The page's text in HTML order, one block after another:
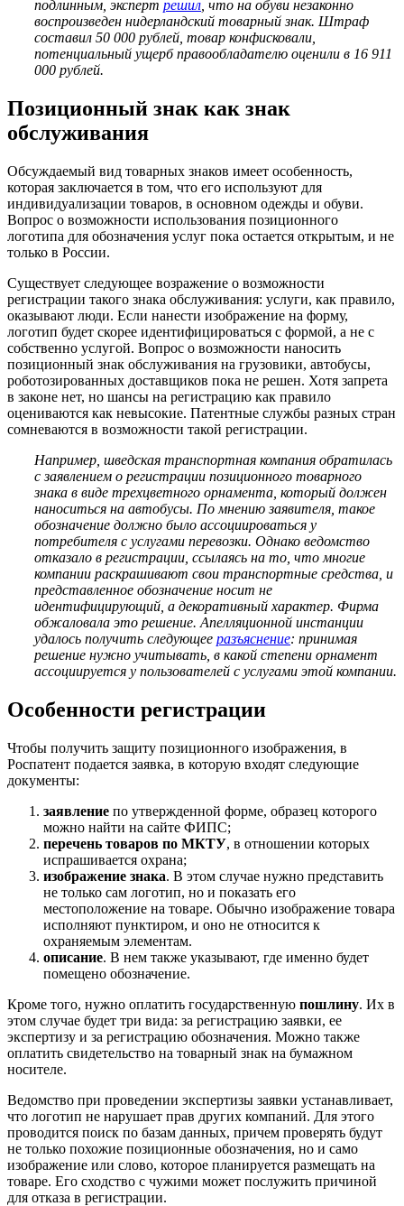
подлинным, эксперт решил , что на обуви незаконно
воспроизведен нидерландский товарный знак. Штраф
составил 50 000 рублей, товар конфисковали,
потенциальный ущерб правообладателю оценили в 16 911
000 рублей.
Позиционный знак как знак
обслуживания
Обсуждаемый вид товарных знаков имеет особенность,
которая заключается в том, что его используют для
индивидуализации товаров, в основном одежды и обуви.
Вопрос о возможности использования позиционного
логотипа для обозначения услуг пока остается открытым, и не
только в России.
Существует следующее возражение о возможности
регистрации такого знака обслуживания: услуги, как правило,
оказывают люди. Если нанести изображение на форму,
логотип будет скорее идентифицироваться с формой, а не с
собственно услугой. Вопрос о возможности наносить
позиционный знак обслуживания на грузовики, автобусы,
роботозированных доставщиков пока не решен. Хотя запрета
в законе нет, но шансы на регистрацию как правило
оцениваются как невысокие. Патентные службы разных стран
сомневаются в возможности такой регистрации.
Например, шведская транспортная компания обратилась
с заявлением о регистрации позиционного товарного
знака в виде трехцветного орнамента, который должен
наноситься на автобусы. По мнению заявителя, такое
обозначение должно было ассоциироваться у
потребителя с услугами перевозки. Однако ведомство
отказало в регистрации, ссылаясь на то, что многие
компании раскрашивают свои транспортные средства, и
представленное обозначение носит не
идентифицирующий, а декоративный характер. Фирма
обжаловала это решение. Апелляционной инстанции
удалось получить следующее разъяснение: принимая
решение нужно учитывать, в какой степени орнамент
ассоциируется у пользователей с услугами этой компании.
Особенности регистрации
Чтобы получить защиту позиционного изображения, в
Роспатент подается заявка, в которую входят следующие
документы:
заявление по утвержденной форме, образец которого
можно найти на сайте ФИПС;
перечень товаров по МКТУ, в отношении которых
испрашивается охрана;
изображение знака. В этом случае нужно представить
не только сам логотип, но и показать его
местоположение на товаре. Обычно изображение товара
исполняют пунктиром, и оно не относится к
охраняемым элементам.
описание. В нем также указывают, где именно будет
помещено обозначение.
Кроме того, нужно оплатить государственную пошлину. Их в
этом случае будет три вида: за регистрацию заявки, ее
экспертизу и за регистрацию обозначения. Можно также
оплатить свидетельство на товарный знак на бумажном
носителе.
Ведомство при проведении экспертизы заявки устанавливает,
что логотип не нарушает прав других компаний. Для этого
проводится поиск по базам данных, причем проверять будут
не только похожие позиционные обозначения, но и само
изображение или слово, которое планируется размещать на
товаре. Его сходство с чужими может послужить причиной
для отказа в регистрации.